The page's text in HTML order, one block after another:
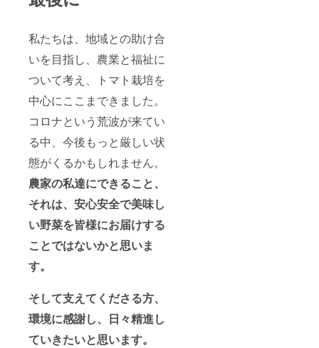
私たちは、地域との助け合
いを目指し、農業と福祉に
ついて考え、トマト栽培を
中心にここまできました。
コロナという荒波が来てい
る中、今後もっと厳しい状
態がくるかもしれません。
農家の私達にできること、
それは、安心安全で美味し
い野菜を皆様にお届けする
ことではないかと思いま
す。
そして支えてくださる方、
環境に感謝し、日々精進し
ていきたいと思います。